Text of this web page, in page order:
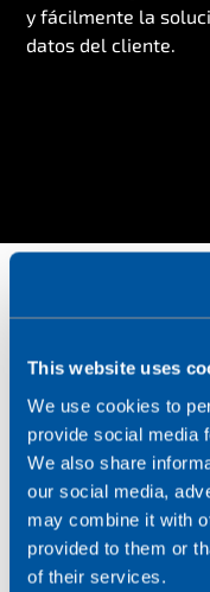
This website uses
We use cookies to
provide social media
We also share
our social media,
may combine it with
provided to them or
of their services.
y fácilmente la
datos del cliente.
en todo
Con la solución y
Energy Team